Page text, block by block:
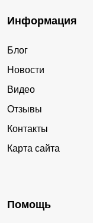
Информация
Блог
Новости
Видео
Отзывы
Контакты
Карта сайта
Помощь